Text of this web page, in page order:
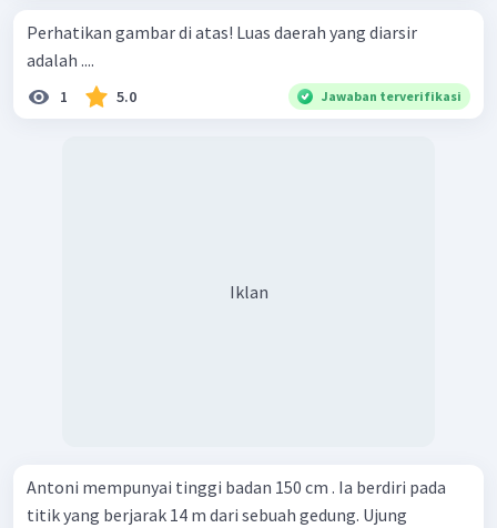
Perhatikan gambar di atas! Luas daerah yang diarsir
adalah ....
1 5.0 Jawaban terverifikasi
Iklan
Antoni mempunyai tinggi badan 150 cm . Ia berdiri pada
titik yang berjarak 14 m dari sebuah gedung. Ujung